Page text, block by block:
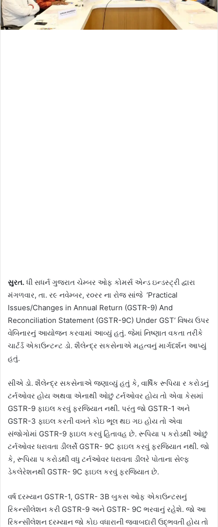
સુરત. ધી સધર્ન ગુજરાત ચેમ્બર ઓફ કોમર્સ એન્ડ ઇન્ડસ્ટ્રી દ્વારા
મંગળવાર, તા. ર૯ નવેમ્બર, ર૦રર ના રોજ સાંજે ‘Practical
Issues/Changes in Annual Return (GSTR-9) And
Reconciliation Statement (GSTR-9C) Under GST’ વિષય ઉપર
વેબિનારનું આયોજન કરવામાં આવ્યું હતું. જેમાં નિષ્ણાત વકતા તરીકે
ચાર્ટર્ડ એકાઉન્ટન્ટ ડો. શૈલેન્દ્ર સકસેનાએ મહત્વનું માર્ગદર્શન આપ્યું
હતું.
સીએ ડો. શૈલેન્દ્ર સકસેનાએ જણાવ્યું હતું કે, વાર્ષિક રૂપિયા ર કરોડનું
ટર્નઓવર હોય અથવા એનાથી ઓછું ટર્નઓવર હોય તો એવા કેસમાં
GSTR-9 ફાઇલ કરવું ફરજિયાત નથી. પરંતુ જો GSTR-1 અને
GSTR-3 ફાઇલ કરતી વખતે કોઇ ભૂલ થઇ ગઇ હોય તો એવા
સંજોગોમાં GSTR-9 ફાઇલ કરવું હિતાવહ છે. રૂપિયા પ કરોડથી ઓછું
ટર્નઓવર ધરાવતા ડીલર્સે GSTR- 9C ફાઇલ કરવું ફરજિયાત નથી. જો
કે, રૂપિયા પ કરોડથી વધુ ટર્નઓવર ધરાવતા ડીલરે પોતાના સેલ્ફ
ડેકલેરેશનથી GSTR- 9C ફાઇલ કરવું ફરજિયાત છે.
વર્ષ દરમ્યાન GSTR-1, GSTR- 3B બુકસ ઓફ એકાઉન્ટસનું
રિકન્સીલેશન કરી GSTR-9 અને GSTR- 9C ભરવાનું રહેશે. જો આ
રિકન્સીલેશન દરમ્યાન જો કોઇ વધારાની જવાબદારી ઉદ્‌ભવતી હોય તો